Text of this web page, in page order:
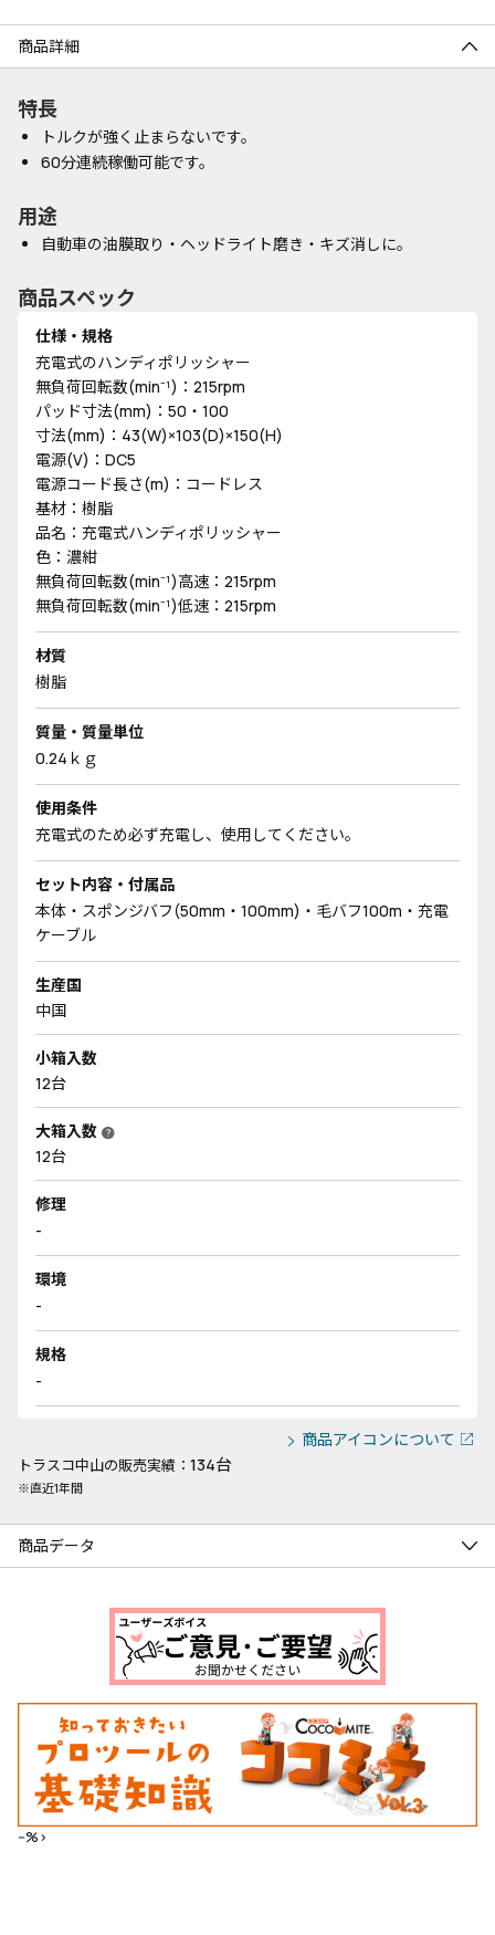
商品詳細
特長
トルクが強く止まらないです。
60分連続稼働可能です。
用途
自動車の油膜取り・ヘッドライト磨き・キズ消しに。
商品スペック
仕様・規格
充電式のハンディポリッシャー
無負荷回転数(min⁻¹)：215rpm
パッド寸法(mm)：50・100
寸法(mm)：43(W)×103(D)×150(H)
電源(V)：DC5
電源コード長さ(m)：コードレス
基材：樹脂
品名：充電式ハンディポリッシャー
色：濃紺
無負荷回転数(min⁻¹)高速：215rpm
無負荷回転数(min⁻¹)低速：215rpm
材質
樹脂
質量・質量単位
0.24ｋｇ
使用条件
充電式のため必ず充電し、使用してください。
セット内容・付属品
本体・スポンジバフ(50mm・100mm)・毛バフ100m・充電
ケーブル
生産国
中国
小箱入数
12台
大箱入数 help
12台
修理
-
環境
-
規格
-
商品アイコンについて
トラスコ中山の販売実績： 134台
※直近1年間
商品データ
--%>